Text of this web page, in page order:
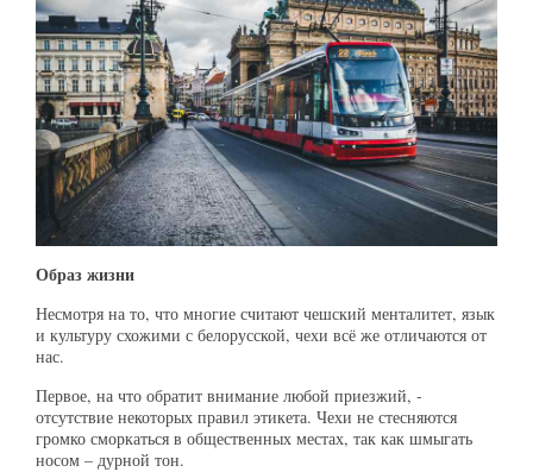
Образ жизни
Несмотря на то, что многие считают чешский менталитет, язык
и культуру схожими с белорусской, чехи всё же отличаются от
нас.
Первое, на что обратит внимание любой приезжий, -
отсутствие некоторых правил этикета. Чехи не стесняются
громко сморкаться в общественных местах, так как шмыгать
носом – дурной тон.